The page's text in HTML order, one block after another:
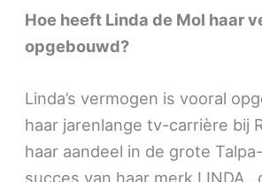
Hoe heeft Linda de Mol haar
opgebouwd?
Linda’s vermogen is vooral
haar jarenlange tv-carrière bij
haar aandeel in de grote
succes van haar merk